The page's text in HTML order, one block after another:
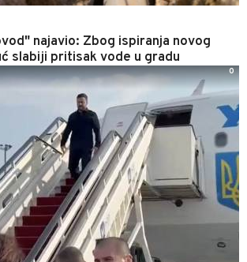
najavio: Zbog ispiranja novog
slabiji pritisak vode u gradu
0